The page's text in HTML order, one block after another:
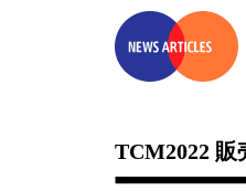
TCM2022 販